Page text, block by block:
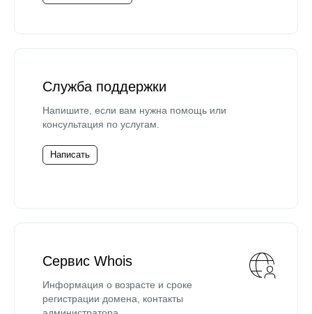
Служба поддержки
Напишите, если вам нужна помощь или
консультация по услугам.
Написать
Сервис Whois
Информация о возрасте и сроке
регистрации домена, контакты